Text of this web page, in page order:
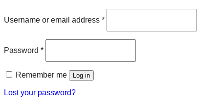
Username or email address *
Password *
Remember me Log in
Lost your password?